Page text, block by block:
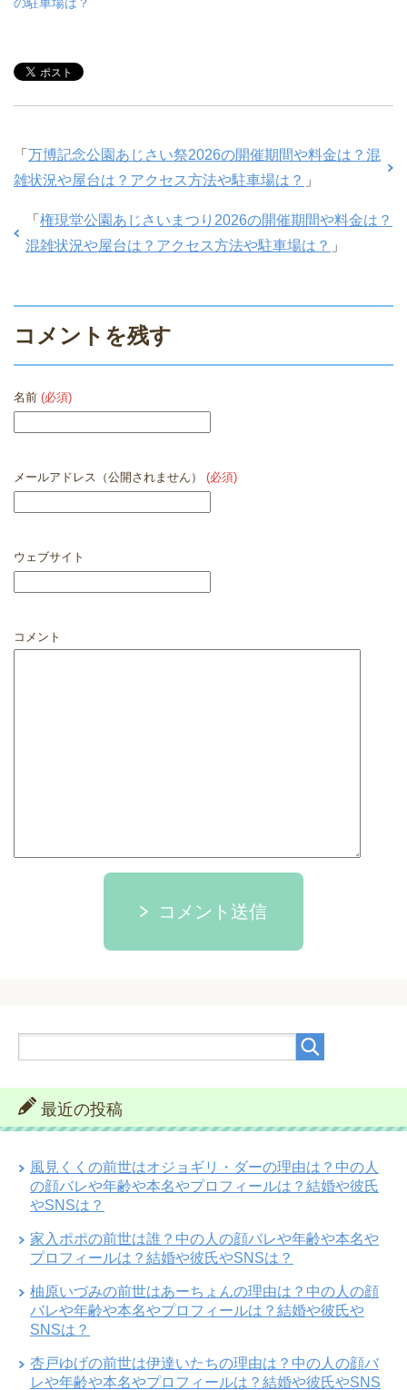
「 万博記念公園あじさい祭2026の開催期間や料金は？混
雑状況や屋台は？アクセス方法や駐車場は？ 」
「 権現堂公園あじさいまつり2026の開催期間や料金は？
混雑状況や屋台は？アクセス方法や駐車場は？ 」
コメントを残す
名前 (必須)
メールアドレス（公開されません） (必須)
ウェブサイト
コメント
コメント送信
最近の投稿
風見くくの前世はオジョギリ・ダーの理由は？中の人
の顔バレや年齢や本名やプロフィールは？結婚や彼氏
やSNSは？
家入ポポの前世は誰？中の人の顔バレや年齢や本名や
プロフィールは？結婚や彼氏やSNSは？
柚原いづみの前世はあーちょんの理由は？中の人の顔
バレや年齢や本名やプロフィールは？結婚や彼氏や
SNSは？
杏戸ゆげの前世は伊達いたちの理由は？中の人の顔バ
レや年齢や本名やプロフィールは？結婚や彼氏やSNS